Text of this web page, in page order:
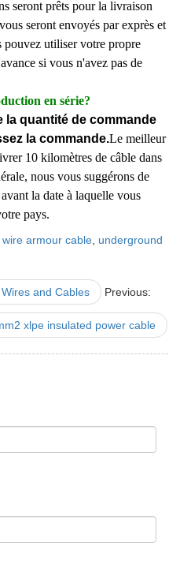
seront prêts pour la livraison
seront envoyés par exprès et
pouvez utiliser votre propre
si vous n'avez pas de
en série?
la quantité de commande
la commande.Le meilleur
10 kilomètres de câble dans
nous vous suggérons de
la date à laquelle vous
pays.
wire armour cable underground
and Cables Previous:
xlpe insulated power cable